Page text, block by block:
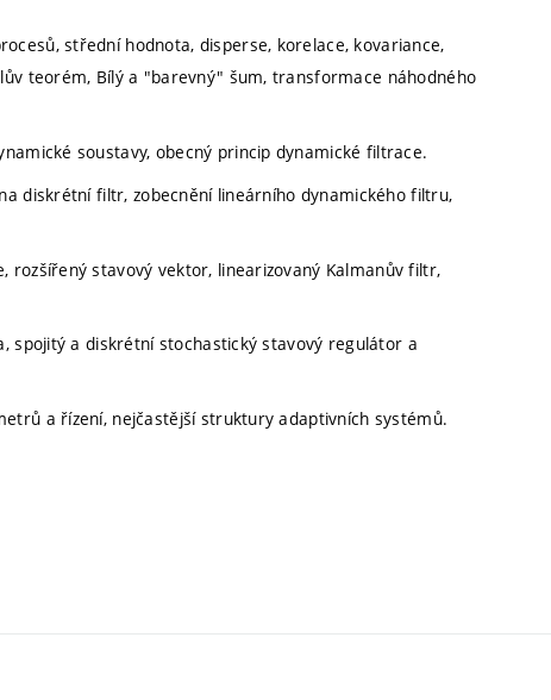
střední hodnota, disperse, korelace, kovariance,
teorém, Bílý a "barevný" šum, transformace náhodného
soustavy, obecný princip dynamické filtrace.
diskrétní filtr, zobecnění lineárního dynamického filtru,
stavový vektor, linearizovaný Kalmanův filtr,
spojitý a diskrétní stochastický stavový regulátor a
a řízení, nejčastější struktury adaptivních systémů.